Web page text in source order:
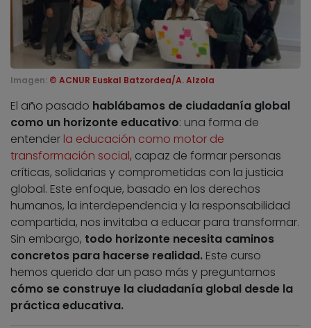
Imagen: © ACNUR Euskal Batzordea/A. Alzola
El año pasado hablábamos de ciudadanía global
como un horizonte educativo: una forma de
entender la educación como motor de
transformación social, capaz de formar personas
críticas, solidarias y comprometidas con la justicia
global. Este enfoque, basado en los derechos
humanos, la interdependencia y la responsabilidad
compartida, nos invitaba a educar para transformar.
Sin embargo, todo horizonte necesita caminos
concretos para hacerse realidad. Este curso
hemos querido dar un paso más y preguntarnos
cómo se construye la ciudadanía global desde la
práctica educativa.